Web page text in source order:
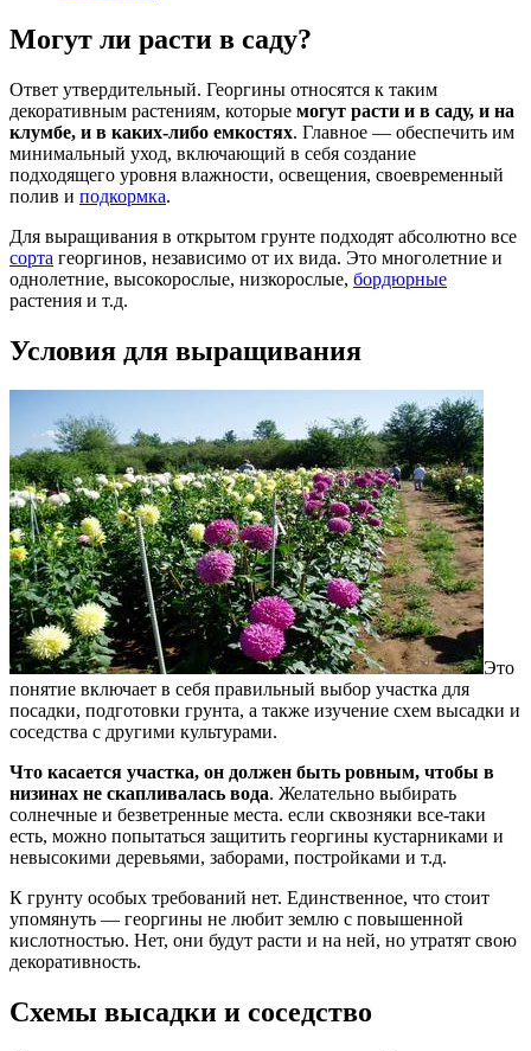
Могут ли расти в саду?
Ответ утвердительный. Георгины относятся к таким
декоративным растениям, которые могут расти и в саду, и на
клумбе, и в каких-либо емкостях. Главное — обеспечить им
минимальный уход, включающий в себя создание
подходящего уровня влажности, освещения, своевременный
полив и подкормка.
Для выращивания в открытом грунте подходят абсолютно все
сорта георгинов, независимо от их вида. Это многолетние и
однолетние, высокорослые, низкорослые, бордюрные
растения и т.д.
Условия для выращивания
Это
понятие включает в себя правильный выбор участка для
посадки, подготовки грунта, а также изучение схем высадки и
соседства с другими культурами.
Что касается участка, он должен быть ровным, чтобы в
низинах не скапливалась вода. Желательно выбирать
солнечные и безветренные места. если сквозняки все-таки
есть, можно попытаться защитить георгины кустарниками и
невысокими деревьями, заборами, постройками и т.д.
К грунту особых требований нет. Единственное, что стоит
упомянуть — георгины не любит землю с повышенной
кислотностью. Нет, они будут расти и на ней, но утратят свою
декоративность.
Схемы высадки и соседство